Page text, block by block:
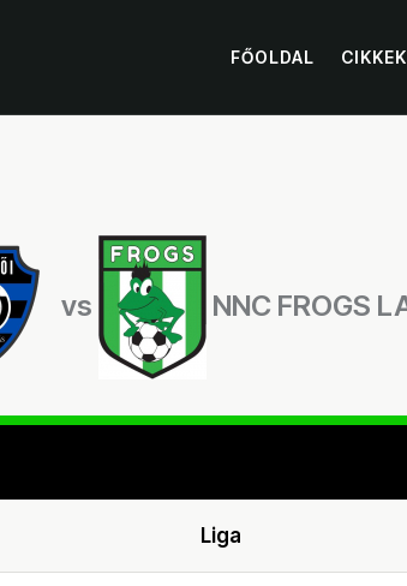
FŐOLDAL CIKKEK
vs NNC FROGS
Liga